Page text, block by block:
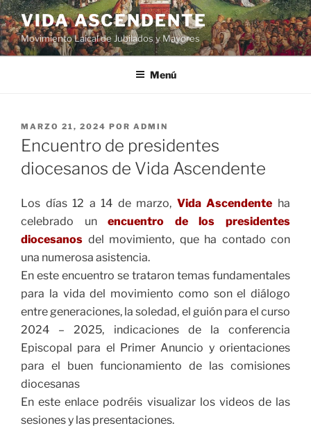
VIDA ASCENDENTE
Movimiento Laical de Jubilados y Mayores
Menú
MARZO 21, 2024 POR ADMIN
Encuentro de presidentes
diocesanos de Vida Ascendente
Los días 12 a 14 de marzo, Vida Ascendente ha
celebrado unencuentro de los presidentes
diocesanos del movimiento, que ha contado con
una numerosa asistencia.
En este encuentro se trataron temas fundamentales
para la vida del movimiento como son el diálogo
entre generaciones, la soledad, el guión para el curso
2024 – 2025, indicaciones de la conferencia
Episcopal para el Primer Anuncio y orientaciones
para el buen funcionamiento de las comisiones
diocesanas
En este enlace podréis visualizar los videos de las
sesiones y las presentaciones.